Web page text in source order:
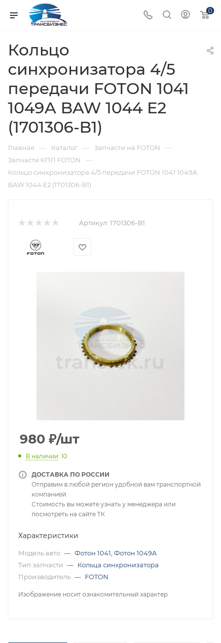
0
Кольцо
синхронизатора 4/5
передачи FOTON 1041
1049А BAW 1044 E2
(1701306-B1)
Главная — Каталог — Запчасти на FOTON —
Запчасти КПП FOTON —
Кольцо синхронизатора 4/5 передачи FOTON 1041 1049А
BAW 1044 E2 (1701306-B1)
Артикул: 1701306-B1
980 ₽/шт
В наличии: 10
ДОСТАВКА ПО РОССИИ
Отправим в любой регион удобной вам транспортной
компанией.
Стоимость вы можете узнать у менеджера или
посмотреть на сайте ТК
Характеристики
Модель авто — Фотон 1041 Фотон 1049А
Тип запчасти — Кольца синхронизатора
Производитель — FOTON
Изображение носит ознакомительный характер